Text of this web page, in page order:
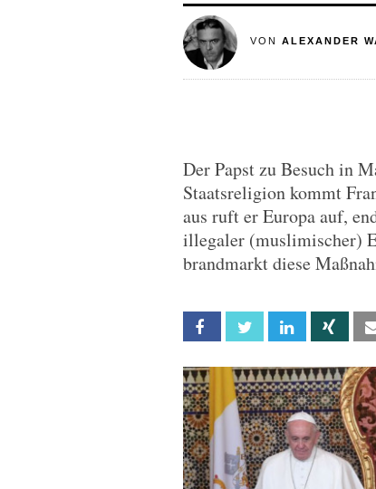
VON ALEXANDER
Der Papst zu Besuch in
Staatsreligion kommt
aus ruft er Europa auf,
illegaler (muslimischer)
brandmarkt diese
Facebook Twitter Linkedin Xing